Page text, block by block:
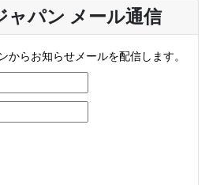
ャパン メール通信
からお知らせメールを配信します。